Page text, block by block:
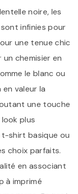
noire, les
infinies pour
une tenue chic
chemisier en
le blanc ou
valeur la
une touche
plus
shirt basique ou
choix parfaits.
en associant
à imprimé